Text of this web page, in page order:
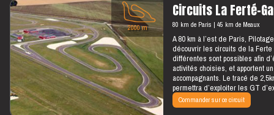
Circuits La Ferté-
2000 m 80 km de Paris 45 km de Meaux
A 80 km à l’est de Paris,
découvrir les circuits de la
différentes sont possibles afin
activités choisies, et apportent
accompagnants. Le tracé de
permettra d’exploiter les GT
sécurité lors de votre stage de
monoplace nous empruntons le
Commander sur ce circuit